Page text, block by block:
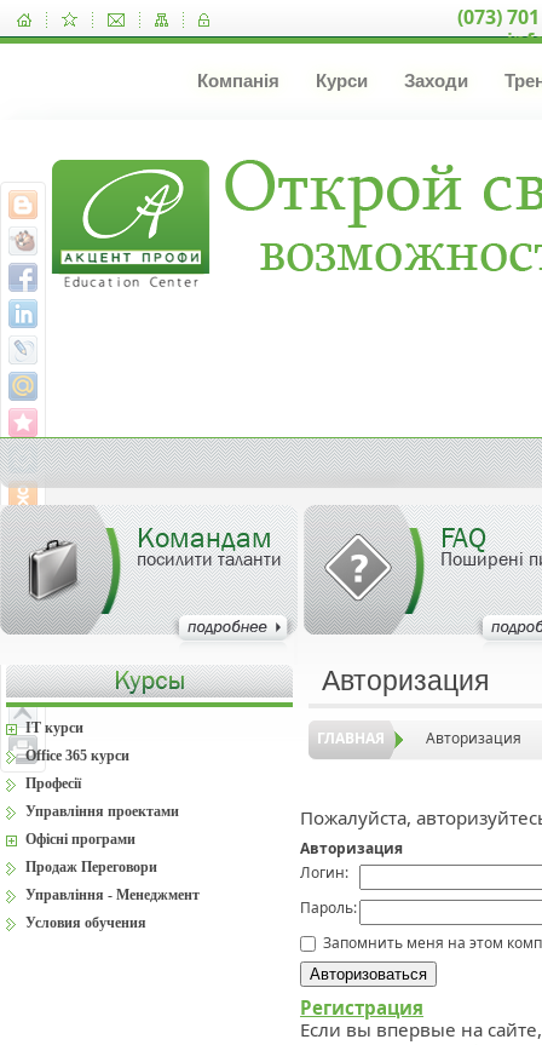
(073)
Компанія Курси Заходи
Командам
посилити таланти
FAQ
Поширені
Авторизация
ГЛАВНАЯ Авторизация
Пожалуйста,
Авторизация
Логин:
Пароль:
Запомнить меня на этом
Регистрация
Если вы впервые на
IT курси
Office 365 курси
Професії
Управління проектами
Офісні програми
Продаж Переговори
Управління - Менеджмент
Условия обучения